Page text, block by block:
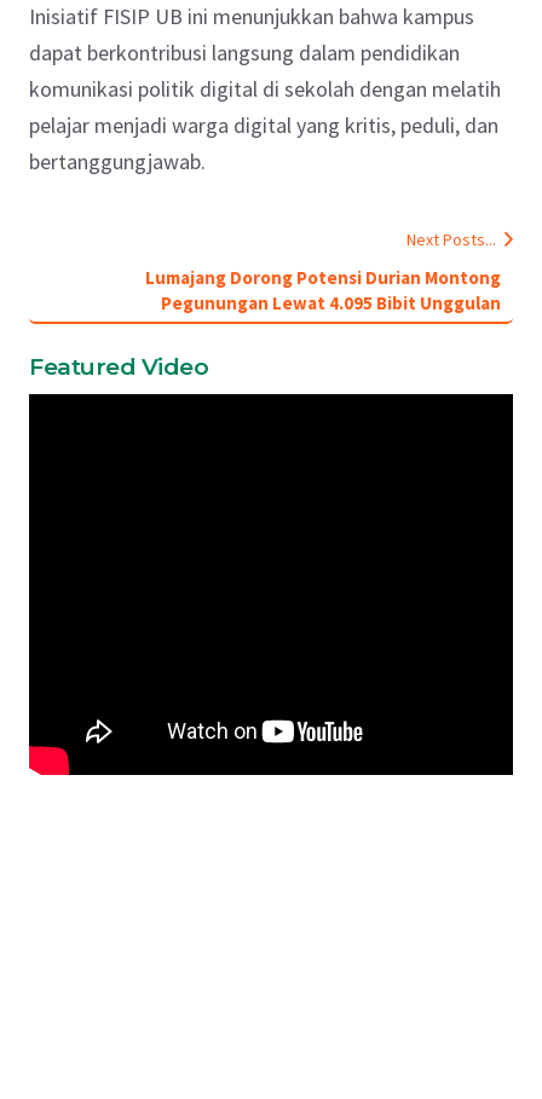
Inisiatif FISIP UB ini menunjukkan bahwa kampus
dapat berkontribusi langsung dalam pendidikan
komunikasi politik digital di sekolah dengan melatih
pelajar menjadi warga digital yang kritis, peduli, dan
bertanggungjawab.
Next Posts...
Lumajang Dorong Potensi Durian Montong
Pegunungan Lewat 4.095 Bibit Unggulan
Featured Video